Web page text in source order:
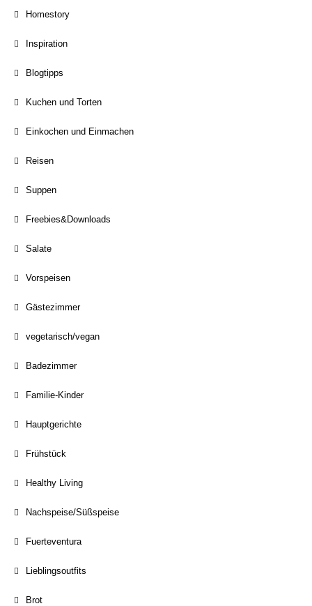
Homestory
Inspiration
Blogtipps
Kuchen und Torten
Einkochen und Einmachen
Reisen
Suppen
Freebies&Downloads
Salate
Vorspeisen
Gästezimmer
vegetarisch/vegan
Badezimmer
Familie-Kinder
Hauptgerichte
Frühstück
Healthy Living
Nachspeise/Süßspeise
Fuerteventura
Lieblingsoutfits
Brot